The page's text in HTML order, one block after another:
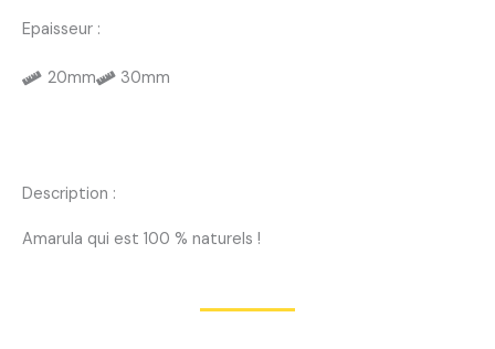
Epaisseur :
20mm 30mm
Description :
Amarula qui est 100 % naturels !